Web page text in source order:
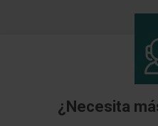
¿Necesita